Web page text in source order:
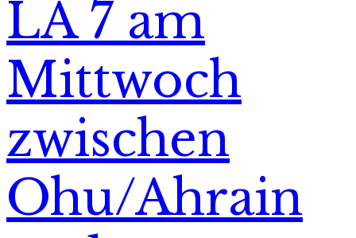
LA 7 am
Mittwoch
zwischen
Ohu/Ahrain